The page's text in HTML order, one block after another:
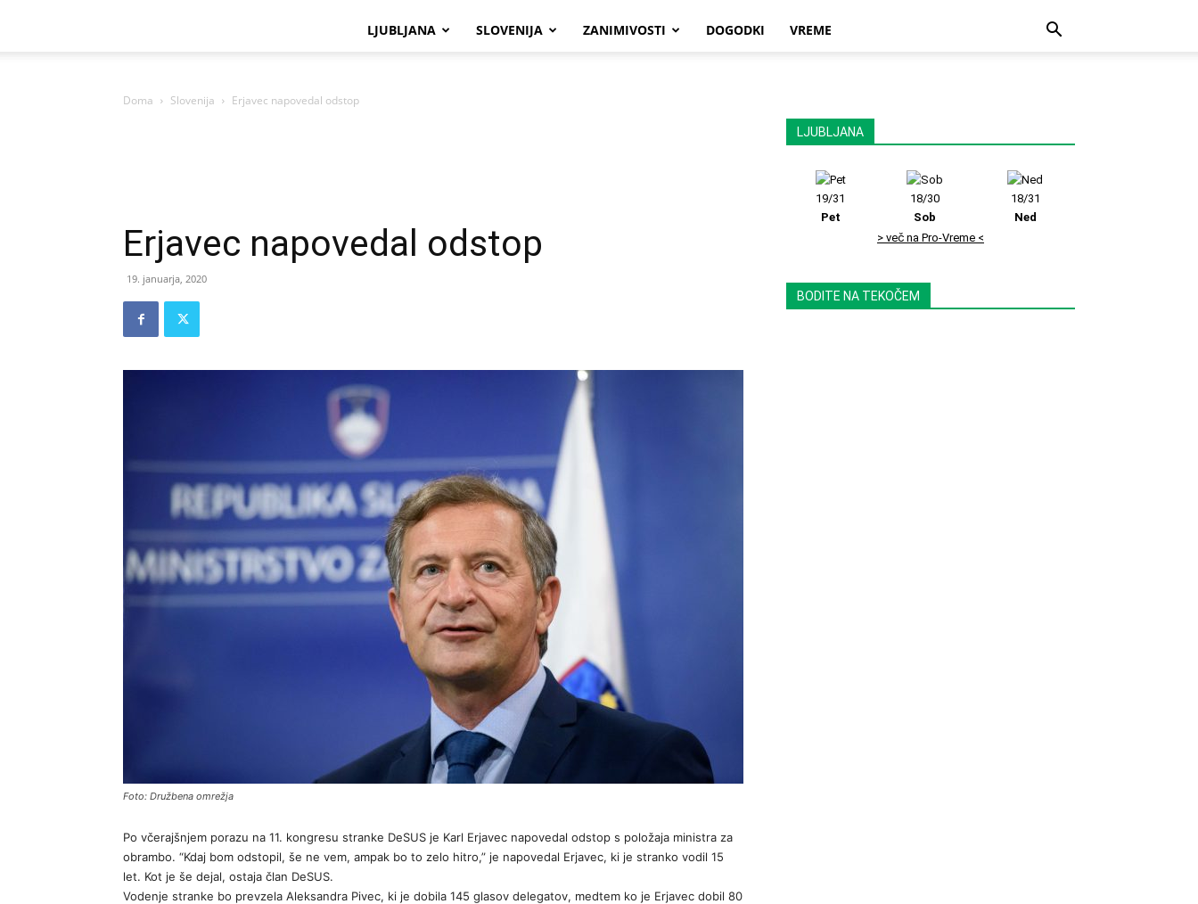
LJUBLJANA SLOVENIJA ZANIMIVOSTI DOGODKI VREME
Doma Slovenija Erjavec napovedal odstop
Erjavec napovedal odstop
19. januarja, 2020
Foto: Družbena omrežja
Po včerajšnjem porazu na 11. kongresu stranke DeSUS je Karl Erjavec napovedal odstop s položaja ministra za
obrambo. “Kdaj bom odstopil, še ne vem, ampak bo to zelo hitro,” je napovedal Erjavec, ki je stranko vodil 15
let. Kot je še dejal, ostaja član DeSUS.
Vodenje stranke bo prevzela Aleksandra Pivec, ki je dobila 145 glasov delegatov, medtem ko je Erjavec dobil 80
LJUBLJANA
19/31
Pet
18/30
Sob
18/31
Ned
> več na Pro-Vreme <
BODITE NA TEKOČEM